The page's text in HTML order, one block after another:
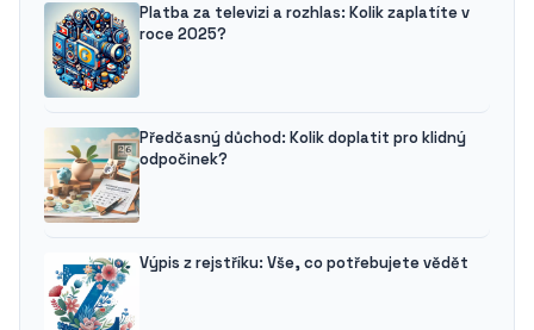
Platba za televizi a rozhlas: Kolik zaplatíte v
roce 2025?
Předčasný důchod: Kolik doplatit pro klidný
odpočinek?
Výpis z rejstříku: Vše, co potřebujete vědět